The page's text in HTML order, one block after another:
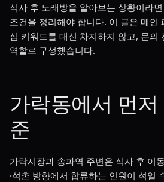
식사 후 노래방을 알아보는 상황이라
조건을 정리해야 합니다. 이 글은 메인
심 키워드를 대신 차지하지 않고, 문의
역할로 구성했습니다.
가락동에서 먼저
준
가락시장과 송파역 주변은 식사 후 이
·석촌 방향에서 합류하는 인원이 섞일